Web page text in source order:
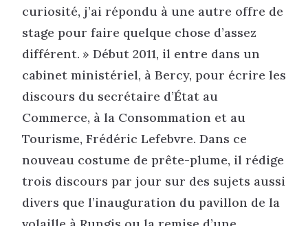
curiosité, j’ai répondu à une autre offre de
stage pour faire quelque chose d’assez
différent. » Début 2011, il entre dans un
cabinet ministériel, à Bercy, pour écrire les
discours du secrétaire d’État au
Commerce, à la Consommation et au
Tourisme, Frédéric Lefebvre. Dans ce
nouveau costume de prête-plume, il rédige
trois discours par jour sur des sujets aussi
divers que l’inauguration du pavillon de la